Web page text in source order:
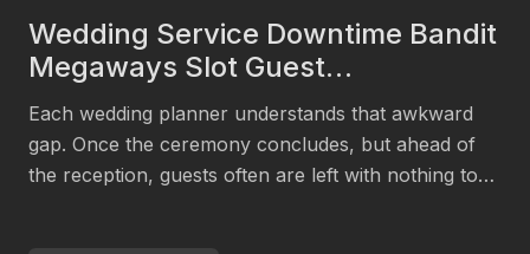
Wedding Service Downtime Bandit
Megaways Slot Guest
Entertainment in UK
Each wedding planner understands that awkward
gap. Once the ceremony concludes, but ahead of
the reception, guests often are left with nothing to